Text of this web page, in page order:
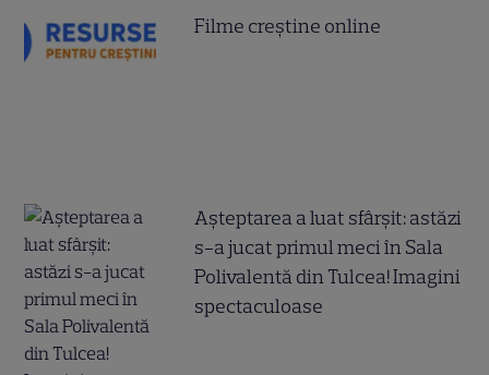
Filme creștine online
Așteptarea a luat sfârșit: astăzi
s-a jucat primul meci în Sala
Polivalentă din Tulcea! Imagini
spectaculoase